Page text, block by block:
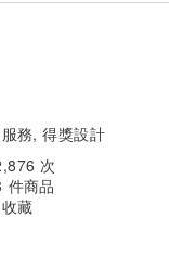
的雙手，現在可以
親手組裝音響內部
式電器。電路盒連
因此設計了倒相腔
任何工具或螺絲。
意象，與原始摩艾
務, 得獎設計
次
件商品
藏